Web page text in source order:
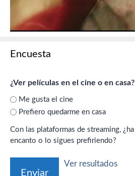
Encuesta
¿Ver películas en el cine o en casa?
Me gusta el cine
Prefiero quedarme en casa
Con las plataformas de streaming, ¿ha perdido el cine su
encanto o lo sigues prefiriendo?
Ver resultados